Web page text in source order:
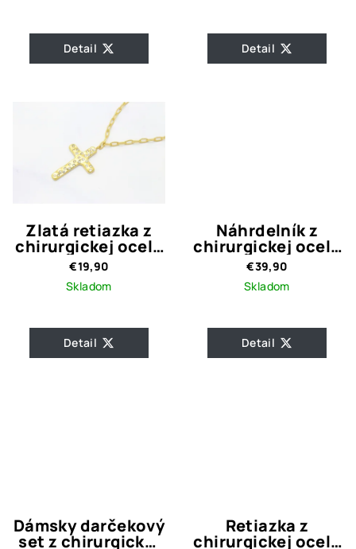
Detail Detail
Zlatá retiazka z
chirurgickej ocele
s príveskom Krížik
/ 7
€19,90
Skladom
Detail
Náhrdelník z
chirurgickej ocele
s čírymi kryštálmi
BLOOM
€39,90
Skladom
Detail
Dámsky darčekový
set z chirurgickej
Retiazka z
chirurgickej ocele